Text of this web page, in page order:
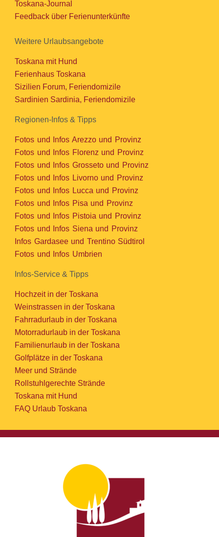
Toskana-Journal
Feedback über Ferienunterkünfte
Weitere Urlaubsangebote
Toskana mit Hund
Ferienhaus Toskana
Sizilien Forum, Feriendomizile
Sardinien Sardinia, Feriendomizile
Regionen-Infos & Tipps
Fotos und Infos Arezzo und Provinz
Fotos und Infos Florenz und Provinz
Fotos und Infos Grosseto und Provinz
Fotos und Infos Livorno und Provinz
Fotos und Infos Lucca und Provinz
Fotos und Infos Pisa und Provinz
Fotos und Infos Pistoia und Provinz
Fotos und Infos Siena und Provinz
Infos Gardasee und Trentino Südtirol
Fotos und Infos Umbrien
Infos-Service & Tipps
Hochzeit in der Toskana
Weinstrassen in der Toskana
Fahrradurlaub in der Toskana
Motorradurlaub in der Toskana
Familienurlaub in der Toskana
Golfplätze in der Toskana
Meer und Strände
Rollstuhlgerechte Strände
Toskana mit Hund
FAQ Urlaub Toskana